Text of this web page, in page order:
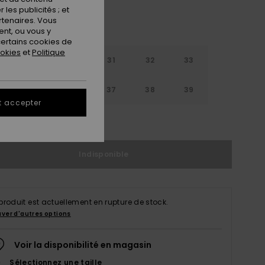
31 32 33
35 36 37 38 39
le Guide des tailles
est actuellement en rupture de stock.
d'autres options
Voir la disponibilité en magasin
Sélectionnez une taille
les publicités ; et
Vous
ou vous y
cookies de
etPolitique
accepter